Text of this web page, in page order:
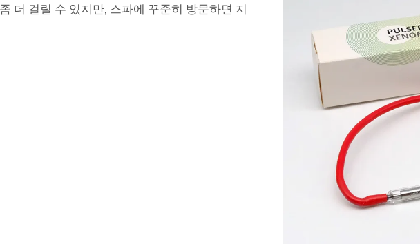
더 걸릴 수 있지만, 스파에 꾸준히 방문하면 지